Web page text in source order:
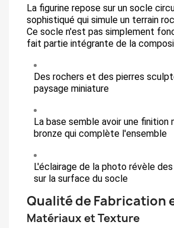
La figurine repose sur un socle
sophistiqué qui simule un terrain
Ce socle n'est pas simplement
fait partie intégrante de la
Des rochers et des pierres
paysage miniature
La base semble avoir une finition
bronze qui complète l'ensemble
L'éclairage de la photo révèle
sur la surface du socle
Qualité de Fabrication
Matériaux et Texture